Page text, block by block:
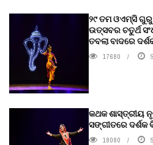
୨୯ ତମ ଓଏମ୍‌ସି
ଉତ୍ସବର ଚତୁର୍ଥ
ତବଲା ବାଦରେ
17680
କଥକ ଶାସ୍ତ୍ରୀୟ
ସଙ୍ଗୀତରେ
18080